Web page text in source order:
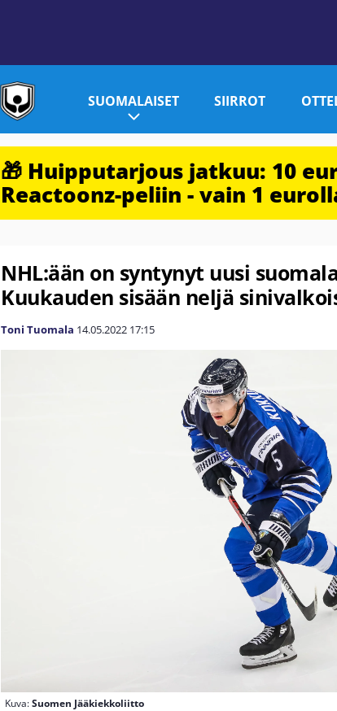
SUOMALAISET SIIRROT
🎁 Huipputarjous jatkuu: 10
Reactoonz-peliin - vain 1
NHL:ään on syntynyt uusi
Kuukauden sisään neljä
Toni Tuomala 14.05.2022 17:15
Kuva:Suomen Jääkiekkoliitto